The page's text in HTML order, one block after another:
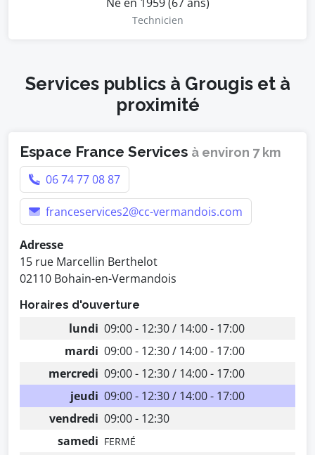
Technicien
Services publics à Grougis et à
proximité
Espace France Services à environ 7 km
06 74 77 08 87
franceservices2@cc-vermandois.com
Adresse
15 rue Marcellin Berthelot
02110 Bohain-en-Vermandois
Horaires d'ouverture
lundi 09:00 - 12:30 / 14:00 - 17:00
mardi 09:00 - 12:30 / 14:00 - 17:00
mercredi 09:00 - 12:30 / 14:00 - 17:00
jeudi 09:00 - 12:30 / 14:00 - 17:00
vendredi 09:00 - 12:30
samedi FERMÉ